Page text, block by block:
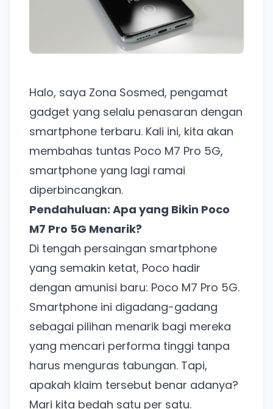
Halo, saya Zona Sosmed, pengamat
gadget yang selalu penasaran dengan
smartphone terbaru. Kali ini, kita akan
membahas tuntas Poco M7 Pro 5G,
smartphone yang lagi ramai
diperbincangkan.
Pendahuluan: Apa yang Bikin Poco
M7 Pro 5G Menarik?
Di tengah persaingan smartphone
yang semakin ketat, Poco hadir
dengan amunisi baru: Poco M7 Pro 5G.
Smartphone ini digadang-gadang
sebagai pilihan menarik bagi mereka
yang mencari performa tinggi tanpa
harus menguras tabungan. Tapi,
apakah klaim tersebut benar adanya?
Mari kita bedah satu per satu.